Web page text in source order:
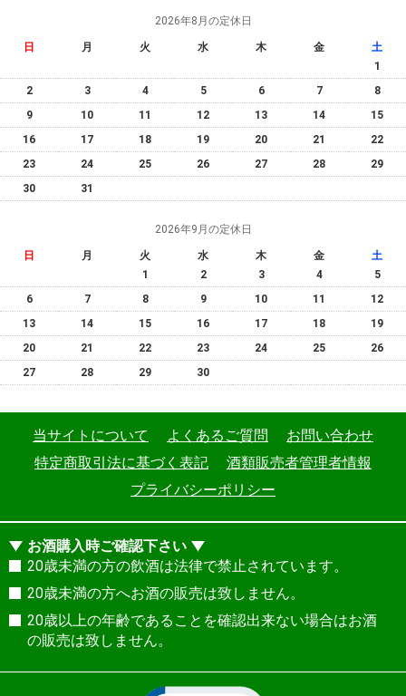
2026年8月の定休日
日 月 火 水 木 金
土
1
2
3 4 5 6 7
8
9
10 11 12 13 14
15
16
17 18 19 20 21
22
23
24 25 26 27 28
29
30
31
2026年9月の定休日
日 月 火 水 木 金
土
1
2 3 4
5
6
7 8 9 10 11
12
13
14 15 16 17 18
19
20
21 22 23 24 25
26
27
28 29 30
当サイトについて よくあるご質問
お問い合わせ
特定商取引法に基づく表記
酒類販売者管理者情報
プライバシーポリシー
お酒購入時ご確認下さい
20歳未満の方の飲酒は法律で禁止されています。
20歳未満の方へお酒の販売は致しません。
20歳以上の年齢であることを確認出来ない場合はお酒
の販売は致しません。